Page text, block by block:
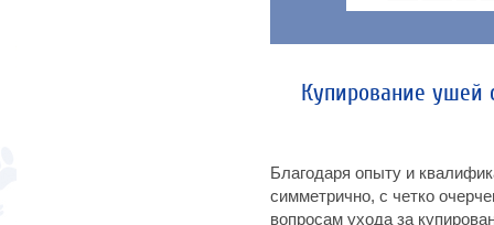
Купирование ушей
Благодаря опыту и
симметрично, с четко
вопросам ухода за